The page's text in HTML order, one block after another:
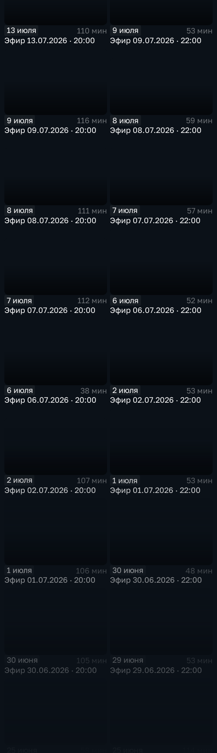
13 июля
110 мин
Эфир 13.07.2026 · 20:00
9 июля
53 мин
Эфир 09.07.2026 · 22:00
9 июля
116 мин
Эфир 09.07.2026 · 20:00
8 июля
59 мин
Эфир 08.07.2026 · 22:00
8 июля
111 мин
Эфир 08.07.2026 · 20:00
7 июля
57 мин
Эфир 07.07.2026 · 22:00
7 июля
112 мин
Эфир 07.07.2026 · 20:00
6 июля
52 мин
Эфир 06.07.2026 · 22:00
6 июля
38 мин
Эфир 06.07.2026 · 20:00
2 июля
53 мин
Эфир 02.07.2026 · 22:00
2 июля
107 мин
Эфир 02.07.2026 · 20:00
1 июля
53 мин
Эфир 01.07.2026 · 22:00
1 июля
106 мин
Эфир 01.07.2026 · 20:00
30 июня
48 мин
Эфир 30.06.2026 · 22:00
30 июня
105 мин
Эфир 30.06.2026 · 20:00
29 июня
53 мин
Эфир 29.06.2026 · 22:00